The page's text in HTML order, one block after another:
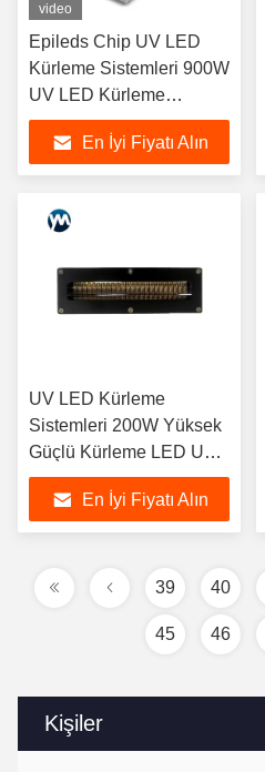
Kişiler
video
Epileds Chip UV LED
Kürleme Sistemleri 900W
UV LED Kürleme
Ekipmanı
En İyi Fiyatı Alın
UV LED Kürleme
Sistemleri 200W Yüksek
Güçlü Kürleme LED UV
Su Soğutma UV LED Kür
MakinesiEn İyi Fiyatı Alın
39 40
45 46